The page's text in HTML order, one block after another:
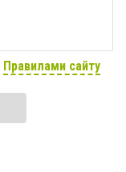
Правилами сайту